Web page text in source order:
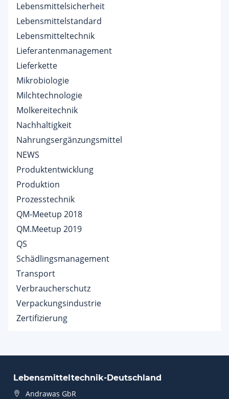
Lebensmittelsicherheit
Lebensmittelstandard
Lebensmitteltechnik
Lieferantenmanagement
Lieferkette
Mikrobiologie
Milchtechnologie
Molkereitechnik
Nachhaltigkeit
Nahrungsergänzungsmittel
NEWS
Produktentwicklung
Produktion
Prozesstechnik
QM-Meetup 2018
QM.Meetup 2019
QS
Schädlingsmanagement
Transport
Verbraucherschutz
Verpackungsindustrie
Zertifizierung
Lebensmitteltechnik-Deutschland
Andrawas GbR